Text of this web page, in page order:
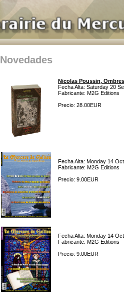
Novedades
Nicolas Poussin,
Fecha Alta: Saturday 20
Fabricante: M2G Editions
Precio: 28.00EUR
Fecha Alta: Monday 14
Fabricante: M2G Editions
Precio: 9.00EUR
Fecha Alta: Monday 14
Fabricante: M2G Editions
Precio: 9.00EUR